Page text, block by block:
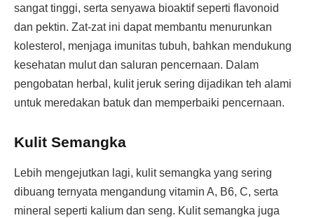
sangat tinggi, serta senyawa bioaktif seperti flavonoid
dan pektin. Zat-zat ini dapat membantu menurunkan
kolesterol, menjaga imunitas tubuh, bahkan mendukung
kesehatan mulut dan saluran pencernaan. Dalam
pengobatan herbal, kulit jeruk sering dijadikan teh alami
untuk meredakan batuk dan memperbaiki pencernaan.
Kulit Semangka
Lebih mengejutkan lagi, kulit semangka yang sering
dibuang ternyata mengandung vitamin A, B6, C, serta
mineral seperti kalium dan seng. Kulit semangka juga